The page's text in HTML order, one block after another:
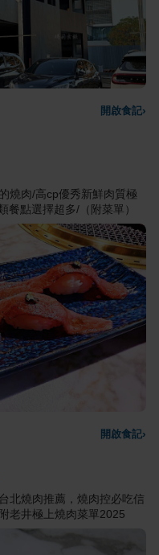
開啟食記›
燒肉/高cp優秀新鮮肉質極
餐點選擇超多/（附菜單）
開啟食記›
北燒肉推薦，燒肉控必吃信
老井極上燒肉菜單2025